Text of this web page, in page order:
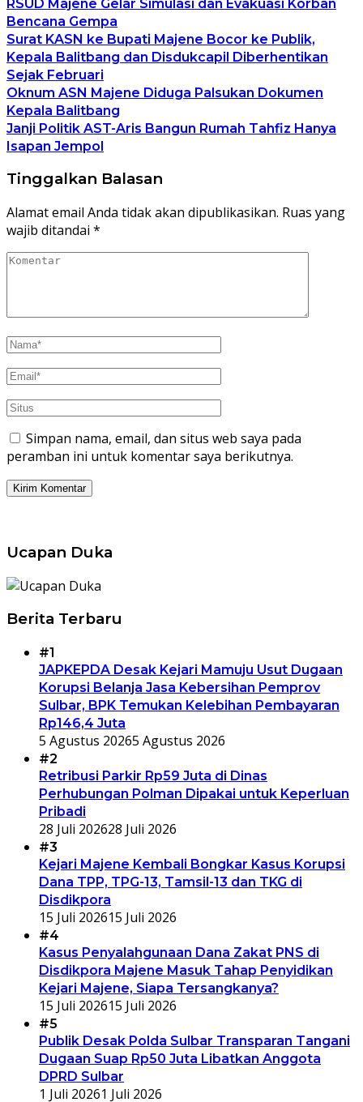
RSUD Majene Gelar Simulasi dan Evakuasi Korban
Bencana Gempa
Surat KASN ke Bupati Majene Bocor ke Publik,
Kepala Balitbang dan Disdukcapil Diberhentikan
Sejak Februari
Oknum ASN Majene Diduga Palsukan Dokumen
Kepala Balitbang
Janji Politik AST-Aris Bangun Rumah Tahfiz Hanya
Isapan Jempol
Tinggalkan Balasan
Alamat email Anda tidak akan dipublikasikan. Ruas yang
wajib ditandai *
Simpan nama, email, dan situs web saya pada
peramban ini untuk komentar saya berikutnya.
Ucapan Duka
Berita Terbaru
#1
JAPKEPDA Desak Kejari Mamuju Usut Dugaan
Korupsi Belanja Jasa Kebersihan Pemprov
Sulbar, BPK Temukan Kelebihan Pembayaran
Rp146,4 Juta
5 Agustus 20265 Agustus 2026
#2
Retribusi Parkir Rp59 Juta di Dinas
Perhubungan Polman Dipakai untuk Keperluan
Pribadi
28 Juli 202628 Juli 2026
#3
Kejari Majene Kembali Bongkar Kasus Korupsi
Dana TPP, TPG-13, Tamsil-13 dan TKG di
Disdikpora
15 Juli 202615 Juli 2026
#4
Kasus Penyalahgunaan Dana Zakat PNS di
Disdikpora Majene Masuk Tahap Penyidikan
Kejari Majene, Siapa Tersangkanya?
15 Juli 202615 Juli 2026
#5
Publik Desak Polda Sulbar Transparan Tangani
Dugaan Suap Rp50 Juta Libatkan Anggota
DPRD Sulbar
1 Juli 20261 Juli 2026